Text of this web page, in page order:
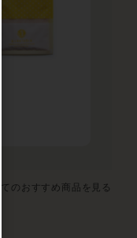
てのおすすめ商品を見る